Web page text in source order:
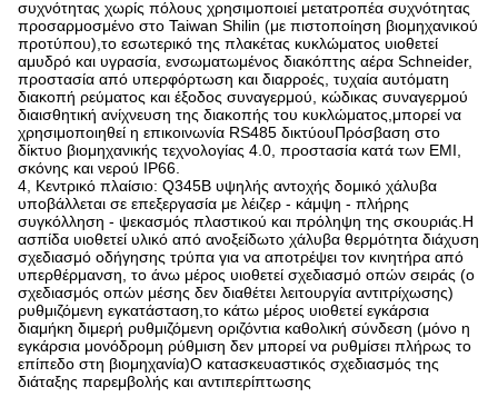
συχνότητας χωρίς πόλους χρησιμοποιεί μετατροπέα συχνότητας
προσαρμοσμένο στο Taiwan Shilin (με πιστοποίηση βιομηχανικού
προτύπου),το εσωτερικό της πλακέτας κυκλώματος υιοθετεί
αμυδρό και υγρασία, ενσωματωμένος διακόπτης αέρα Schneider,
προστασία από υπερφόρτωση και διαρροές, τυχαία αυτόματη
διακοπή ρεύματος και έξοδος συναγερμού, κώδικας συναγερμού
διαισθητική ανίχνευση της διακοπής του κυκλώματος,μπορεί να
χρησιμοποιηθεί η επικοινωνία RS485 δικτύουΠρόσβαση στο
δίκτυο βιομηχανικής τεχνολογίας 4.0, προστασία κατά των EMI,
σκόνης και νερού IP66.
4, Κεντρικό πλαίσιο: Q345B υψηλής αντοχής δομικό χάλυβα
υποβάλλεται σε επεξεργασία με λέιζερ - κάμψη - πλήρης
συγκόλληση - ψεκασμός πλαστικού και πρόληψη της σκουριάς.Η
ασπίδα υιοθετεί υλικό από ανοξείδωτο χάλυβα θερμότητα διάχυση
σχεδιασμό οδήγησης τρύπα για να αποτρέψει τον κινητήρα από
υπερθέρμανση, το άνω μέρος υιοθετεί σχεδιασμό οπών σειράς (ο
σχεδιασμός οπών μέσης δεν διαθέτει λειτουργία αντιτρίχωσης)
ρυθμιζόμενη εγκατάσταση,το κάτω μέρος υιοθετεί εγκάρσια
διαμήκη διμερή ρυθμιζόμενη οριζόντια καθολική σύνδεση (μόνο η
εγκάρσια μονόδρομη ρύθμιση δεν μπορεί να ρυθμίσει πλήρως το
επίπεδο στη βιομηχανία)Ο κατασκευαστικός σχεδιασμός της
διάταξης παρεμβολής και αντιπερίπτωσης